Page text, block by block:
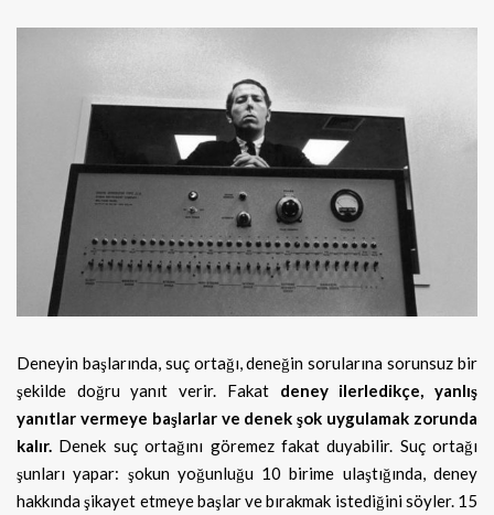
Deneyin başlarında, suç ortağı, deneğin sorularına sorunsuz bir
şekilde doğru yanıt verir. Fakat deney ilerledikçe, yanlış
yanıtlar vermeye başlarlar ve denek şok uygulamak zorunda
kalır. Denek suç ortağını göremez fakat duyabilir. Suç ortağı
şunları yapar: şokun yoğunluğu 10 birime ulaştığında, deney
hakkında şikayet etmeye başlar ve bırakmak istediğini söyler. 15